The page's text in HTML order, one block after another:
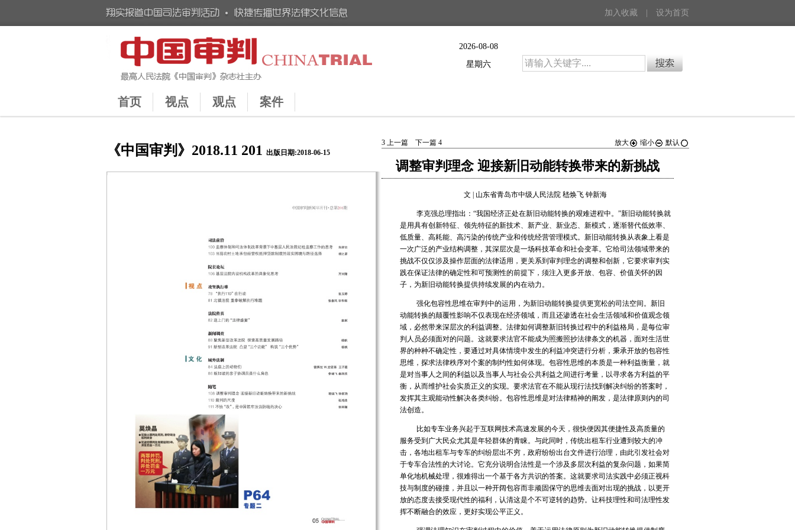
加入收藏 设为首页
2026-08-08
星期六
首页 视点 观点 案件
《中国审判》2018.11 201 出版日期:2018-06-15
3上一篇 下一篇 4 放大 缩小 默认
调整审判理念 迎接新旧动能转换带来的新挑战
文 | 山东省青岛市中级人民法院 嵇焕飞 钟新海
李克强总理指出：“我国经济正处在新旧动能转换的艰难进程中。”新旧动能转换就
是用具有创新特征、领先特征的新技术、新产业、新业态、新模式，逐渐替代低效率、
低质量、高耗能、高污染的传统产业和传统经营管理模式。新旧动能转换从表象上看是
一次广泛的产业结构调整，其深层次是一场科技革命和社会变革。它给司法领域带来的
挑战不仅仅涉及操作层面的法律适用，更关系到审判理念的调整和创新，它要求审判实
践在保证法律的确定性和可预测性的前提下，须注入更多开放、包容、价值关怀的因
子，为新旧动能转换提供持续发展的内在动力。
强化包容性思维在审判中的运用，为新旧动能转换提供更宽松的司法空间。新旧
动能转换的颠覆性影响不仅表现在经济领域，而且还渗透在社会生活领域和价值观念领
域，必然带来深层次的利益调整。法律如何调整新旧转换过程中的利益格局，是每位审
判人员必须面对的问题。这就要求法官不能成为照搬照抄法律条文的机器，面对生活世
界的种种不确定性，要通过对具体情境中发生的利益冲突进行分析，秉承开放的包容性
思维，探求法律秩序对个案的制约性如何体现。包容性思维的本质是一种利益衡量，就
是对当事人之间的利益以及当事人与社会公共利益之间进行考量，以寻求各方利益的平
衡，从而维护社会实质正义的实现。要求法官在不能从现行法找到解决纠纷的答案时，
发挥其主观能动性解决各类纠纷。包容性思维是对法律精神的阐发，是法律原则内的司
法创造。
比如专车业务兴起于互联网技术高速发展的今天，很快便因其便捷性及高质量的
服务受到广大民众尤其是年轻群体的青睐。与此同时，传统出租车行业遭到较大的冲
击，各地出租车与专车的纠纷层出不穷，政府纷纷出台文件进行治理，由此引发社会对
于专车合法性的大讨论。它充分说明合法性是一个涉及多层次利益的复杂问题，如果简
单化地机械处理，很难得出一个基于各方共识的答案。这就要求司法实践中必须正视科
技与制度的碰撞，并且以一种开阔包容而非顽固保守的思维去面对出现的挑战，以更开
放的态度去接受现代性的福利，认清这是个不可逆转的趋势。让科技理性和司法理性发
挥不断融合的效应，更好实现公平正义。